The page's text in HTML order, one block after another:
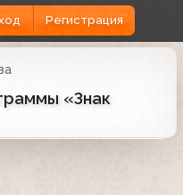
Регистрация
«Знак